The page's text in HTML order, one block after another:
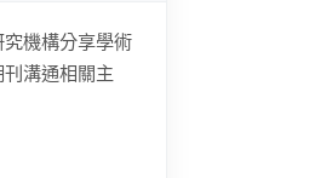
機構分享學術
溝通相關主